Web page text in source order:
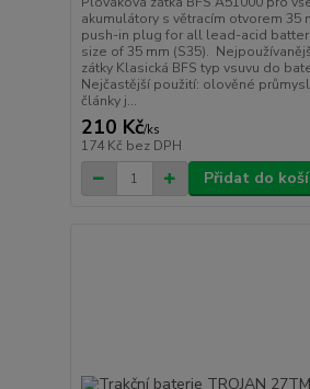
akumulátory s větracím otvorem 35
push-in plug for all lead-acid
size of 35 mm (S35).
zátky Klasická BFS typ vsuvu do
Nejčastější použití: olověné
články j...
210 Kč/ks
174 Kč bez DPH
Přidat do